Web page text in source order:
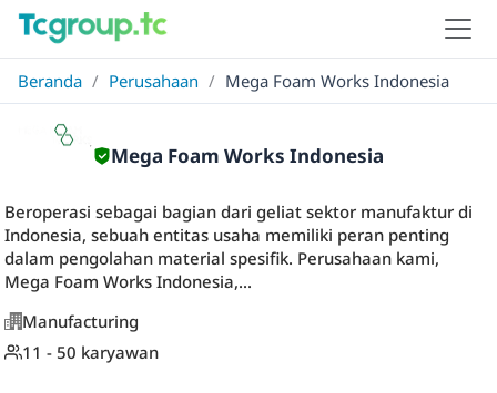
Beranda / Perusahaan / Mega Foam Works Indonesia
Mega Foam Works Indonesia
Beroperasi sebagai bagian dari geliat sektor manufaktur di
Indonesia, sebuah entitas usaha memiliki peran penting
dalam pengolahan material spesifik. Perusahaan kami,
Mega Foam Works Indonesia,...
Manufacturing
11 - 50 karyawan